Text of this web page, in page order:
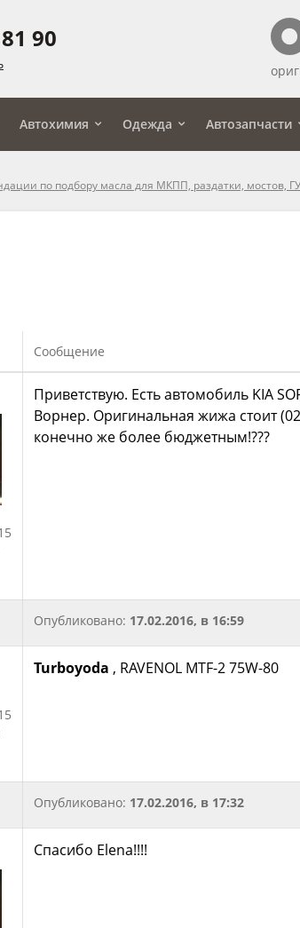
90
Автохимия Одежда Автозапчасти
по подбору масла для МКПП, раздатки, мостов,
Сообщение
Приветствую. Есть автомобиль KIA
Ворнер. Оригинальная жижа стоит
конечно же более бюджетным!???
Опубликовано: 17.02.2016, в 16:59
Turboyoda , RAVENOL MTF-2 75W-80
Опубликовано: 17.02.2016, в 17:32
Спасибо Elena!!!!